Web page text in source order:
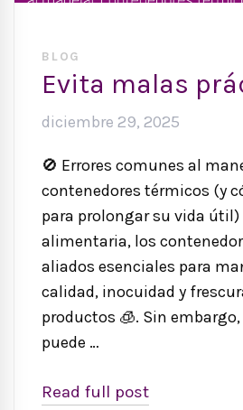
BLOG
Evita malas
diciembre 29, 2025
🚫 Errores comunes al
contenedores térmicos (y
para prolongar su vida
alimentaria, los
aliados esenciales para
calidad, inocuidad y
productos 🧊. Sin
puede …
Read full post